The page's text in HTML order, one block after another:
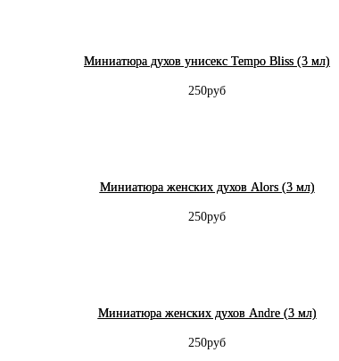
Миниатюра духов унисекс Tempo Bliss (3 мл)
250руб
Миниатюра женских духов Alors (3 мл)
250руб
Миниатюра женских духов Andre (3 мл)
250руб